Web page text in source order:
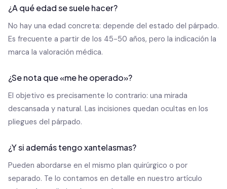
¿A qué edad se suele hacer?
No hay una edad concreta: depende del estado del párpado.
Es frecuente a partir de los 45-50 años, pero la indicación la
marca la valoración médica.
¿Se nota que «me he operado»?
El objetivo es precisamente lo contrario: una mirada
descansada y natural. Las incisiones quedan ocultas en los
pliegues del párpado.
¿Y si además tengo xantelasmas?
Pueden abordarse en el mismo plan quirúrgico o por
separado. Te lo contamos en detalle en nuestro artículo